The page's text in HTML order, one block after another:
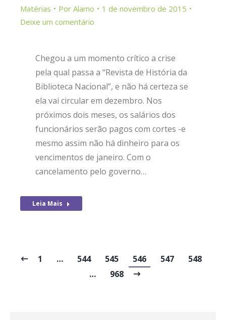
Matérias Por Alamo
1 de novembro de 2015
Deixe um comentário
Chegou a um momento crítico a crise
pela qual passa a “Revista de História da
Biblioteca Nacional”, e não há certeza se
ela vai circular em dezembro. Nos
próximos dois meses, os salários dos
funcionários serão pagos com cortes -e
mesmo assim não há dinheiro para os
vencimentos de janeiro. Com o
cancelamento pelo governo…
Leia Mais
1 … 544 545 546 547
548
…
968